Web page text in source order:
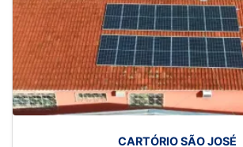
CARTÓRIO SÃO JOSÉ